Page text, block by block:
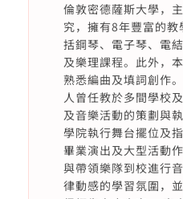
倫敦密德薩斯大學，
究，擁有8年豐富的
括鋼琴、電子琴、電
及樂理課程。此外，
熟悉編曲及填詞創作
人曾任教於多間學校
及音樂活動的策劃與
學院執行舞台擺位及
畢業演出及大型活動
與帶領樂隊到校進行
律動感的學習氛圍，